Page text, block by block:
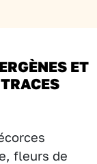
ET
TRACES
fleurs de